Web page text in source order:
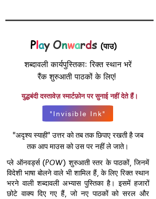
Play Onwards (पाउ)
शब्दावली कार्यपुस्तिका: रिक्त स्थान भरें
रैंक शुरुआती पाठकों के लिए!
युद्धबंदी दस्तावेज़ स्मार्टफ़ोन पर सुनाई नहीं देते हैं।
"Invisible Ink"
"अदृश्य स्याही" उत्तर को तब तक छिपाए रखती है जब
तक आप माउस को उस पर नहीं ले जाते।
प्ले ऑनवर्ड्स (POW) शुरुआती स्तर के पाठकों, जिनमें
विदेशी भाषा बोलने वाले भी शामिल हैं, के लिए रिक्त स्थान
भरने वाली शब्दावली अभ्यास पुस्तिका है। इसमें हजारों
छोटे वाक्य दिए गए हैं, जो नए पाठकों को सरल और